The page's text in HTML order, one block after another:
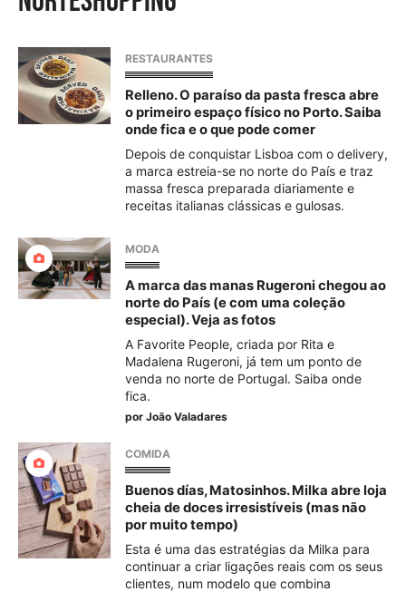
RESTAURANTES
Relleno. O paraíso da pasta fresca abre
o primeiro espaço físico no Porto. Saiba
onde fica e o que pode comer
Depois de conquistar Lisboa com o delivery,
a marca estreia-se no norte do País e traz
massa fresca preparada diariamente e
receitas italianas clássicas e gulosas.
MODA
A marca das manas Rugeroni chegou ao
norte do País (e com uma coleção
especial). Veja as fotos
A Favorite People, criada por Rita e
Madalena Rugeroni, já tem um ponto de
venda no norte de Portugal. Saiba onde
fica.
por João Valadares
COMIDA
Buenos días, Matosinhos. Milka abre loja
cheia de doces irresistíveis (mas não
por muito tempo)
Esta é uma das estratégias da Milka para
continuar a criar ligações reais com os seus
clientes, num modelo que combina